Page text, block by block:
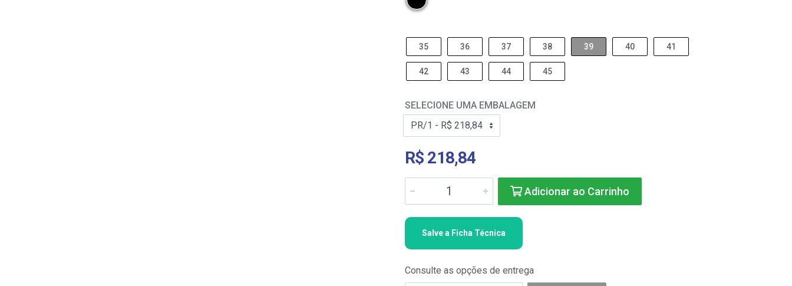
35 36 37 38 39 40 41
42 43 44 45
SELECIONE UMA EMBALAGEM
R$ 218,84
Adicionar ao Carrinho
Salve a Ficha Técnica
Consulte as opções de entrega